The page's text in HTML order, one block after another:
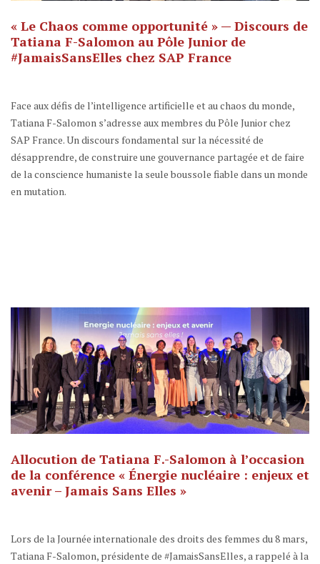
« Le Chaos comme opportunité » — Discours de
Tatiana F-Salomon au Pôle Junior de
#JamaisSansElles chez SAP France
Face aux défis de l’intelligence artificielle et au chaos du monde,
Tatiana F-Salomon s’adresse aux membres du Pôle Junior chez
SAP France. Un discours fondamental sur la nécessité de
désapprendre, de construire une gouvernance partagée et de faire
de la conscience humaniste la seule boussole fiable dans un monde
en mutation.
Allocution de Tatiana F.-Salomon à l’occasion
de la conférence « Énergie nucléaire : enjeux et
avenir – Jamais Sans Elles »
Lors de la Journée internationale des droits des femmes du 8 mars,
Tatiana F-Salomon, présidente de #JamaisSansElles, a rappelé à la